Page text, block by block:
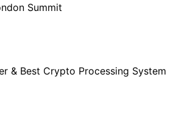
Finance Magnates London Summit
Best Liquidity Provider & Best Crypto